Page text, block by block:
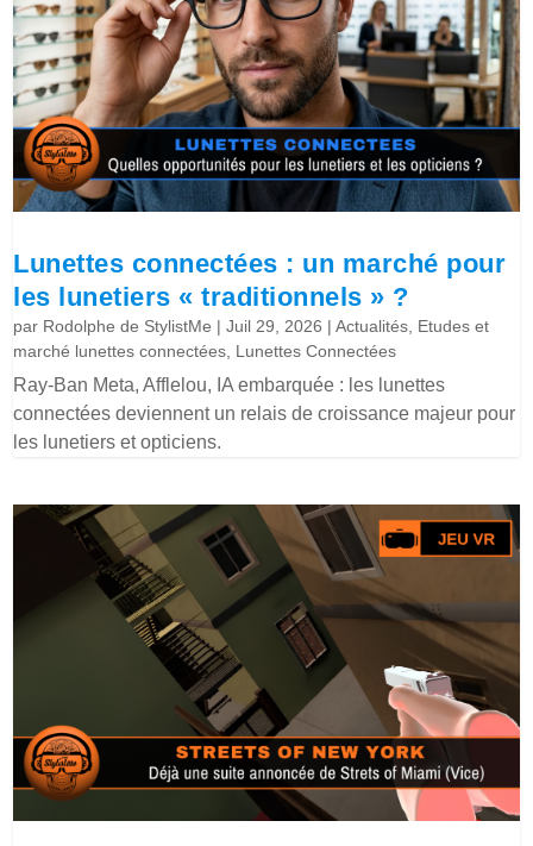
Lunettes connectées : un marché pour
les lunetiers « traditionnels » ?
par Rodolphe de StylistMe |Juil 29, 2026 |Actualités, Etudes et
marché lunettes connectées, Lunettes Connectées
Ray-Ban Meta, Afflelou, IA embarquée : les lunettes
connectées deviennent un relais de croissance majeur pour
les lunetiers et opticiens.